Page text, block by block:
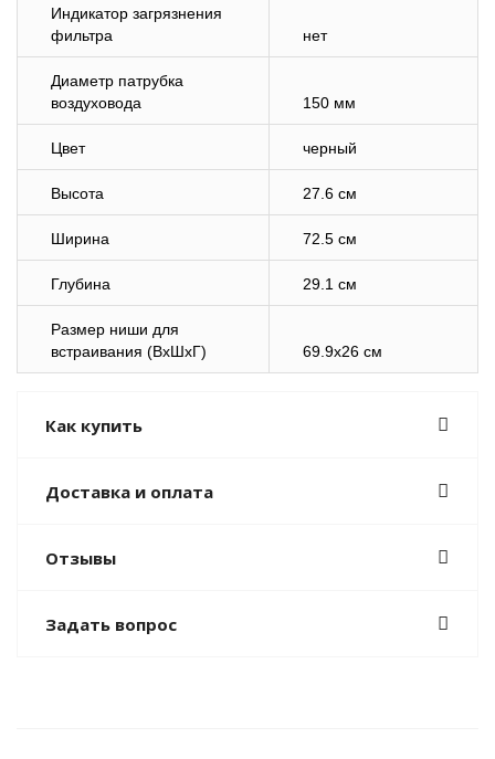
Индикатор загрязнения
фильтра
нет
Диаметр патрубка
воздуховода
150 мм
Цвет черный
Высота 27.6 см
Ширина 72.5 см
Глубина 29.1 см
Размер ниши для
встраивания (ВхШхГ)
69.9x26 см
Как купить
Доставка и оплата
Отзывы
Задать вопрос